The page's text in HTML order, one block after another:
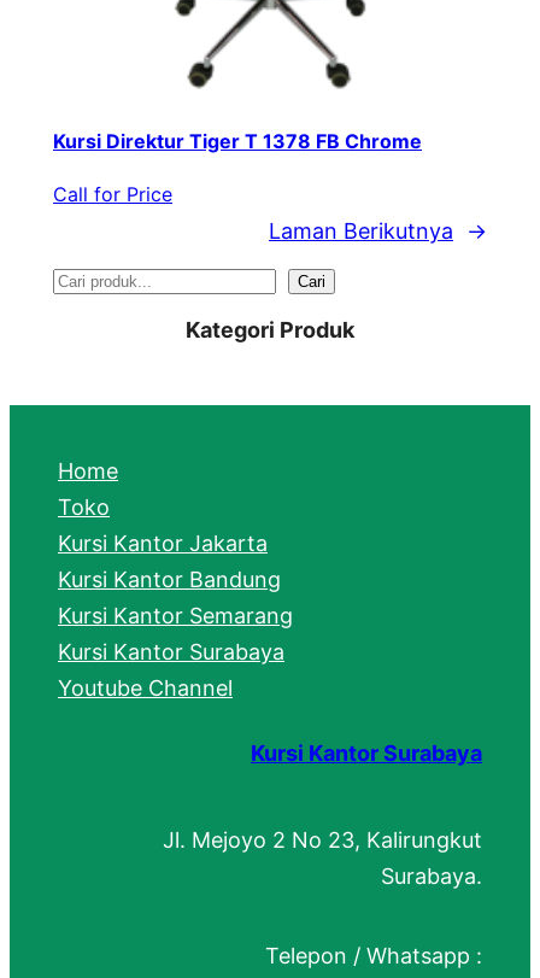
Kursi Direktur Tiger T 1378 FB Chrome
Call for Price
Laman Berikutnya →
S
r
h
Cari
Kategori Produk
Home
Toko
Kursi Kantor Jakarta
Kursi Kantor Bandung
Kursi Kantor Semarang
Kursi Kantor Surabaya
Youtube Channel
Kursi Kantor Surabaya
Jl. Mejoyo 2 No 23, Kalirungkut
Surabaya.
Telepon / Whatsapp :